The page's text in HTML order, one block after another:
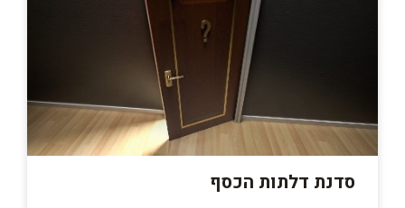
סדנת דלתות הכסף